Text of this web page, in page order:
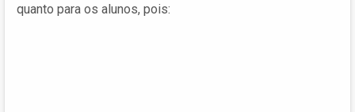
quanto para os alunos, pois: